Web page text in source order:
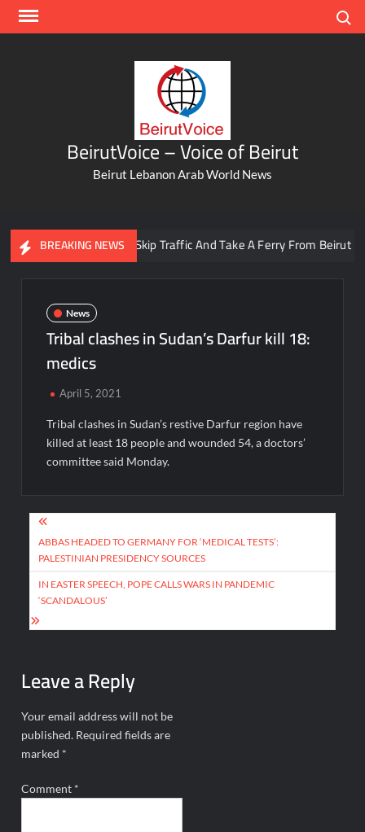
Skip
BeirutVoice – Voice of Beirut
Beirut Lebanon Arab World News
BREAKING NEWS
You Can Now Skip Traffic And Take A Ferry From Beirut To
News
Tribal clashes in Sudan’s Darfur kill 18:
medics
April 5, 2021
Tribal clashes in Sudan’s restive Darfur region have
killed at least 18 people and wounded 54, a doctors’
committee said Monday.
Post
navigation
ABBAS HEADED TO GERMANY FOR ‘MEDICAL TESTS’:
PALESTINIAN PRESIDENCY SOURCES
IN EASTER SPEECH, POPE CALLS WARS IN PANDEMIC
‘SCANDALOUS’
Leave a Reply
Your email address will not be
published. Required fields are
marked *
Comment *